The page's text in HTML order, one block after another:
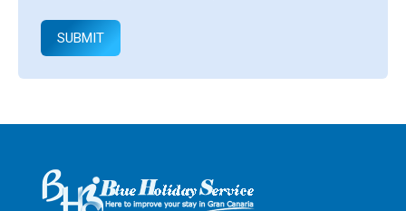
SUBMIT